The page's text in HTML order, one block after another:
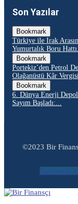
Son Yazılar
Bookmark
Türkiye ile Irak
Yumurtalık Boru
Bookmark
Portekiz’den Petrol
Olağanüstü Kâr
Bookmark
6. Dünya Enerji
Sayım Başladı:...
©2023 Bir
Facebook